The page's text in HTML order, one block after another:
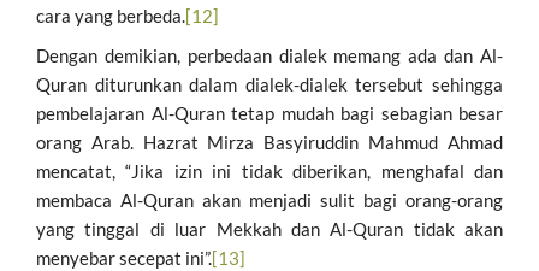
cara yang berbeda.[12]
Dengan demikian, perbedaan dialek memang ada dan Al-
Quran diturunkan dalam dialek-dialek tersebut sehingga
pembelajaran Al-Quran tetap mudah bagi sebagian besar
orang Arab. Hazrat Mirza Basyiruddin Mahmud Ahmad
mencatat, “Jika izin ini tidak diberikan, menghafal dan
membaca Al-Quran akan menjadi sulit bagi orang-orang
yang tinggal di luar Mekkah dan Al-Quran tidak akan
menyebar secepat ini”.[13]